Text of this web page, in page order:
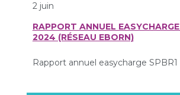
2 juin
RAPPORT ANNUEL
2024 (RÉSEAU EBORN)
Rapport annuel easycharge SPBR1